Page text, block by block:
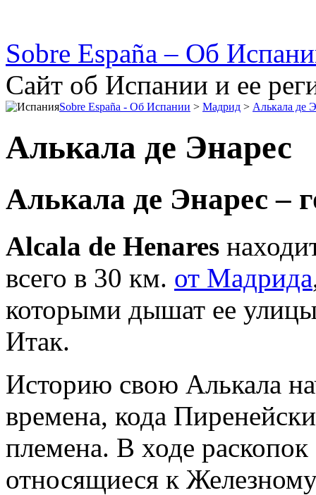
Sobre España – Об
Сайт об Испании и ее
Sobre España - Об Испании > Мадрид > Алькала де
Алькала де Энарес
Алькала де Энарес –
Alcala de Henares
всего в 30 км. от Мадрида
которыми дышат ее
Итак.
Историю свою Алькала
времена, кода
племена. В ходе
относящиеся к